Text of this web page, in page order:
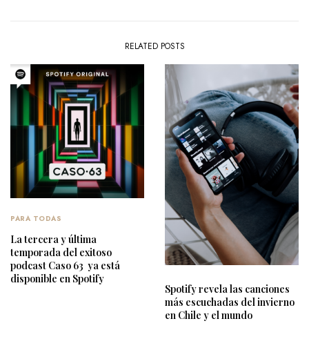
RELATED POSTS
PARA TODAS
La tercera y última
temporada del exitoso
podcast Caso 63 ya está
disponible en Spotify
Spotify revela las canciones
más escuchadas del invierno
en Chile y el mundo